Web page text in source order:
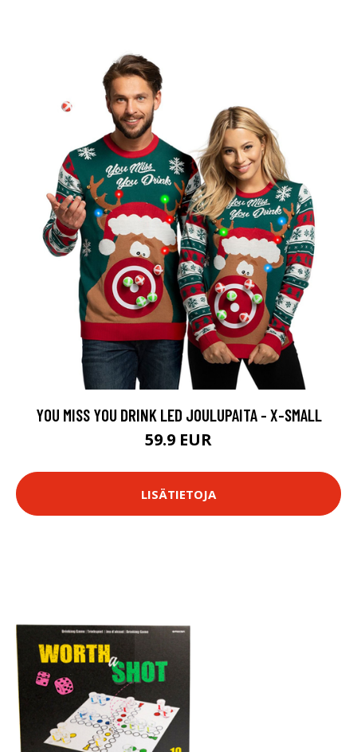
YOU MISS YOU DRINK LED JOULUPAITA - X-SMALL
59.9 EUR
LISÄTIETOJA